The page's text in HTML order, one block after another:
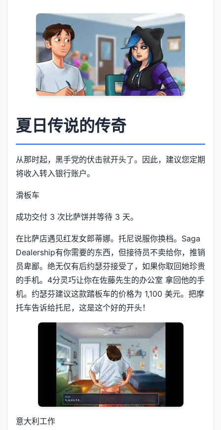
夏日传说的传奇
从那时起，黑手党的伏击就开头了。因此，建议您定期
将收入转入银行账户。
滑板车
成功交付 3 次比萨饼并等待 3 天。
在比萨店遇见红发女郎蒂娜。托尼说服你换档。Saga
Dealership有你需要的东西，但接待员不卖给你，推销
员卑鄙。绝无仅有后约瑟芬接受了，如果你取回她珍贵
的手机。4分灵巧让你在佐藤先生的办公室 拿回他的手
机。约瑟芬建议这款踏板车的价格为 1,100 美元。把摩
托车告诉给托尼，这是这个好的开头！
意大利工作